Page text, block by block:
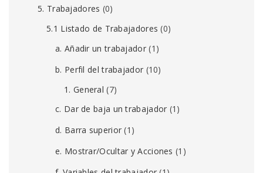
5. Trabajadores (0)
5.1 Listado de Trabajadores (0)
a. Añadir un trabajador(1)
b. Perfil del trabajador (10)
1. General (7)
c. Dar de baja un trabajador (1)
d. Barra superior (1)
e. Mostrar/Ocultar y Acciones (1)